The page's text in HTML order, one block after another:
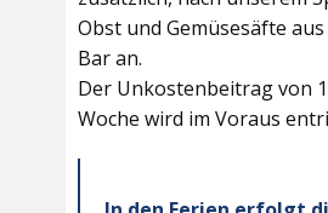
Obst und Gemüsesäfte
Bar an.
Der Unkostenbeitrag von
Woche wird im Voraus